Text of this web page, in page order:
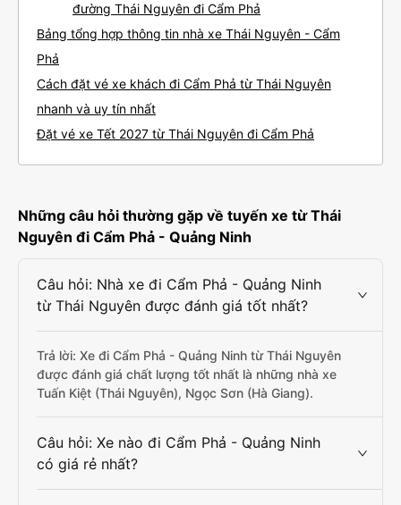
đường Thái Nguyên đi Cẩm Phả
Bảng tổng hợp thông tin nhà xe Thái Nguyên - Cẩm
Phả
Cách đặt vé xe khách đi Cẩm Phả từ Thái Nguyên
nhanh và uy tín nhất
Đặt vé xe Tết 2027 từ Thái Nguyên đi Cẩm Phả
Những câu hỏi thường gặp về tuyến xe từ Thái
Nguyên đi Cẩm Phả - Quảng Ninh
Câu hỏi: Nhà xe đi Cẩm Phả - Quảng Ninh
từ Thái Nguyên được đánh giá tốt nhất?
Trả lời: Xe đi Cẩm Phả - Quảng Ninh từ Thái Nguyên
được đánh giá chất lượng tốt nhất là những nhà xe
Tuấn Kiệt (Thái Nguyên), Ngọc Sơn (Hà Giang).
Câu hỏi: Xe nào đi Cẩm Phả - Quảng Ninh
có giá rẻ nhất?